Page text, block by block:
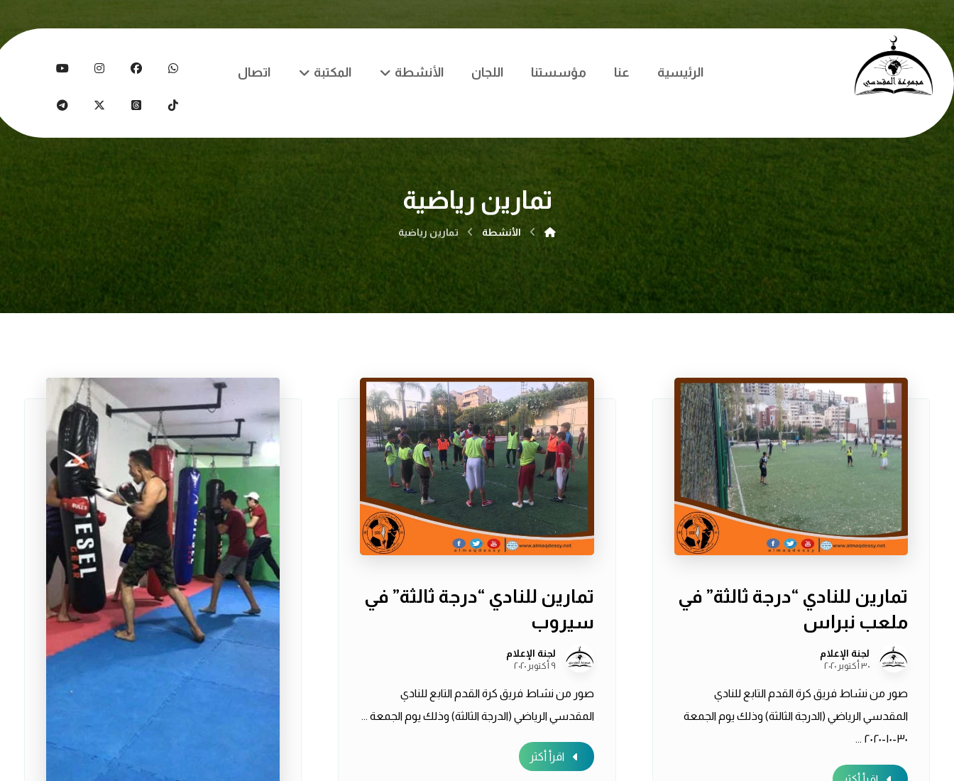
الرئيسية عنا مؤسستنا اللجان الأنشطة المكتبة اتصال
تمارين رياضية
الأنشطة تمارين رياضية
تمارين للنادي “درجة ثالثة” في
ملعب نبراس
لجنة الإعلام
٣٠ أكتوبر ٢٠٢٠
صور من نشاط فريق كرة القدم التابع للنادي
المقدسي الرياضي (الدرجة الثالثة) وذلك يوم الجمعة
٣٠-١٠-٢٠٢٠ ...
تمارين للنادي “درجة ثالثة” في
سيروب
لجنة الإعلام
٩ أكتوبر ٢٠٢٠
صور من نشاط فريق كرة القدم التابع للنادي
المقدسي الرياضي (الدرجة الثالثة) وذلك يوم الجمعة ...
اقرأ أكثر